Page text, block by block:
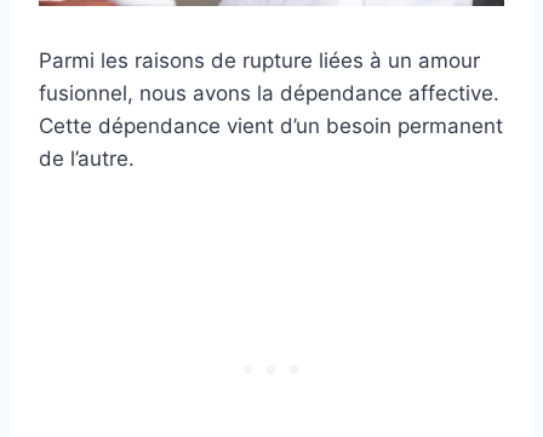
Parmi les raisons de rupture liées à un amour
fusionnel, nous avons la dépendance affective.
Cette dépendance vient d’un besoin permanent
de l’autre.